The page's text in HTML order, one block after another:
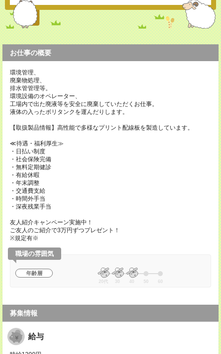
お仕事の概要
環境管理、
廃棄物処理、
排水管管理等。
環境設備のオペレーター、
工場内で出た廃液等を安全に廃棄していただくお仕事。
液体の入ったボリタンクを運んだりします。
【取扱製品情報】高性能で多様なプリント配線板を製造しています。
≪待遇・福利厚生≫
・日払い制度
・社会保険完備
・無料定期健診
・有給休暇
・年末調整
・交通費支給
・時間外手当
・深夜残業手当
友人紹介キャンペーン実施中！
ご友人のご紹介で3万円ずつプレゼント！
※規定有※
職場の雰囲気
年齢層
20代 30 40 50 60
募集情報
給与